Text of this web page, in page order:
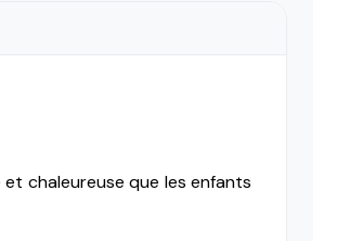
chaleureuse que les enfants